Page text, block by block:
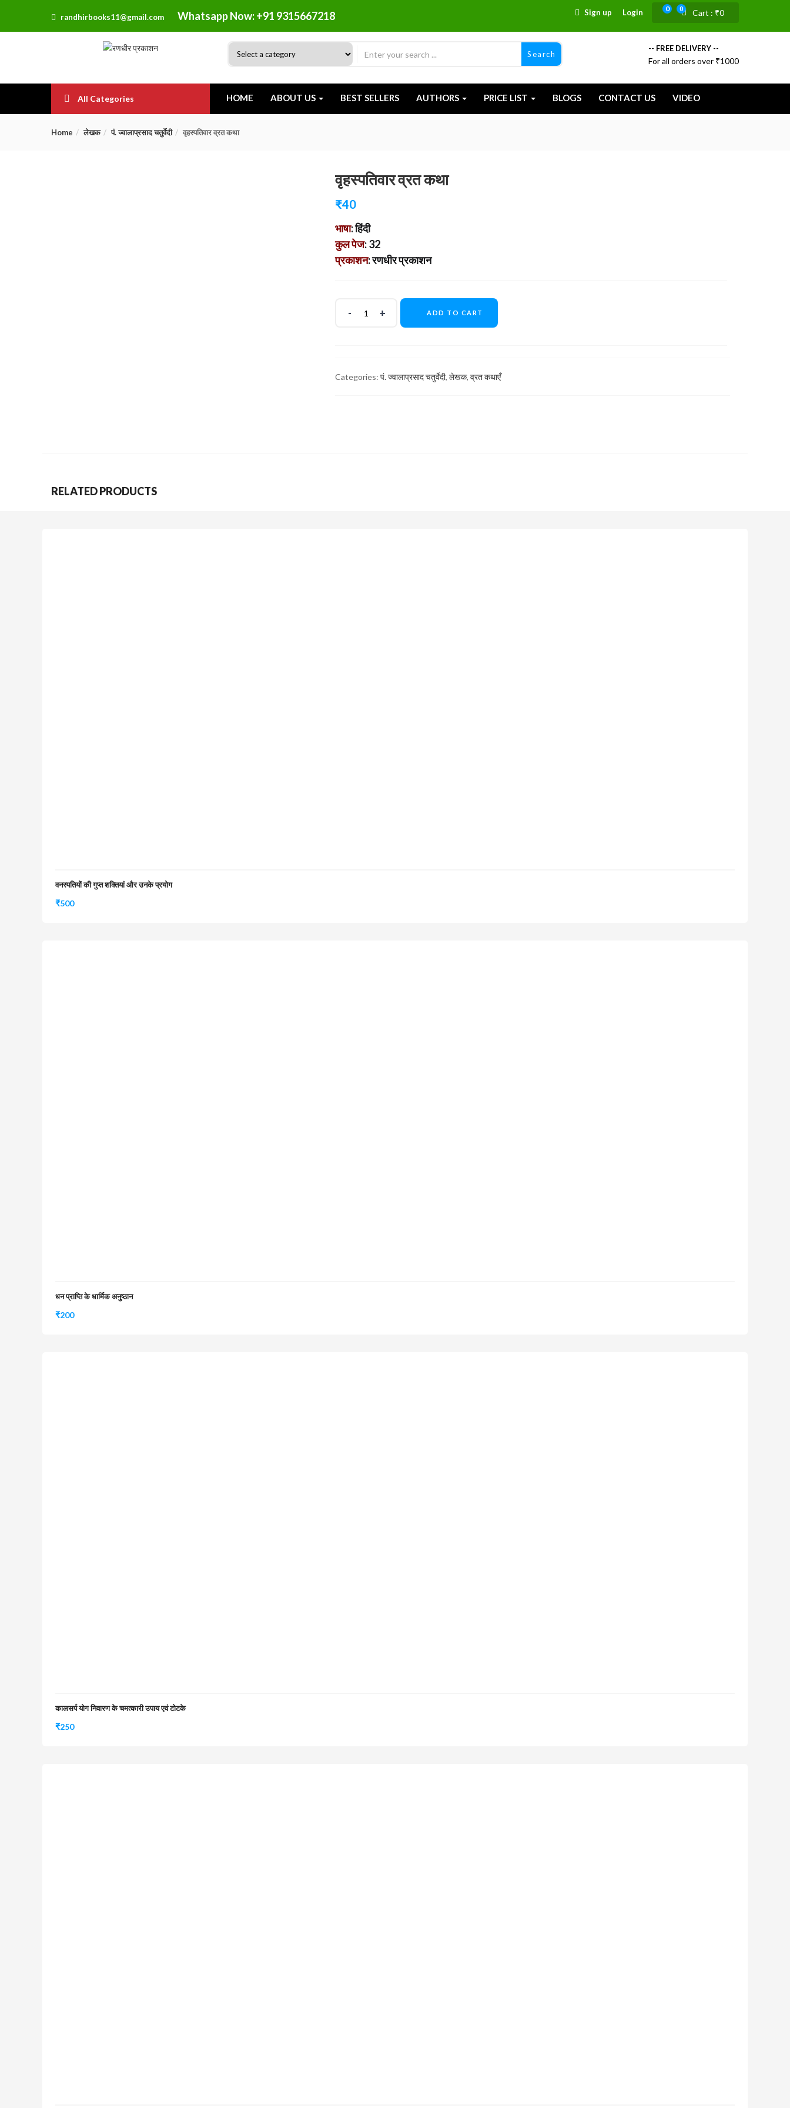
randhirbooks11@gmail.com Whatsapp Now: +91 9315667218 Cart : ₹0
0
0
Sign up Login
Search
-- FREE DELIVERY --
For all orders over ₹1000
All Categories HOME ABOUT US BEST SELLERS AUTHORS PRICE LIST BLOGS CONTACT US VIDEO
Home लेखक पं. ज्वालाप्रसाद चतुर्वेदी वृहस्पतिवार व्रत कथा
वृहस्पतिवार व्रत कथा
₹40
भाषा: हिंदी
कुल पेज: 32
प्रकाशन: रणधीर प्रकाशन
ADD TO CART
Categories: पं. ज्वालाप्रसाद चतुर्वेदी, लेखक, व्रत कथाएँ
RELATED PRODUCTS
वनस्पतियों की गुप्त शक्तियां और उनके प्रयोग
₹500
धन प्राप्ति के धार्मिक अनुष्ठान
₹200
कालसर्प योग निवारण के चमत्कारी उपाय एवं टोटके
₹250